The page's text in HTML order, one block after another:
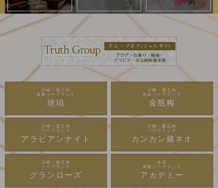
川崎・堀之内
高級ソープランド
琥珀
川崎・堀之内
高級ソープランド
金瓶梅
川崎・堀之内
ソープランド
アラビアンナイト
川崎・堀之内
ソープランド
カンカン娘ネオ
川崎・堀之内
ソープランド
グランローズ
吉原
高級ソープランド
アカデミー